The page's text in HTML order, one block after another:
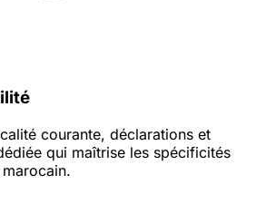
courante, déclarations et
qui maîtrise les spécificités